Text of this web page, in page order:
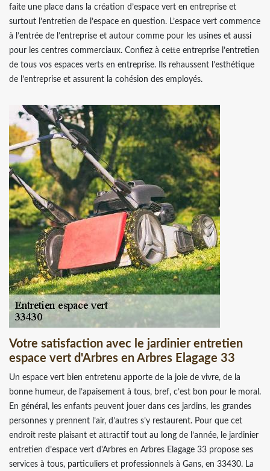
faite une place dans la création d’espace vert en entreprise et
surtout l’entretien de l’espace en question. L’espace vert commence
à l’entrée de l’entreprise et autour comme pour les usines et aussi
pour les centres commerciaux. Confiez à cette entreprise l’entretien
de tous vos espaces verts en entreprise. Ils rehaussent l’esthétique
de l’entreprise et assurent la cohésion des employés.
Votre satisfaction avec le jardinier entretien
espace vert d'Arbres en Arbres Elagage 33
Un espace vert bien entretenu apporte de la joie de vivre, de la
bonne humeur, de l’apaisement à tous, bref, c’est bon pour le moral.
En général, les enfants peuvent jouer dans ces jardins, les grandes
personnes y prennent l’air, d’autres s’y restaurent. Pour que cet
endroit reste plaisant et attractif tout au long de l’année, le jardinier
entretien d’espace vert d'Arbres en Arbres Elagage 33 propose ses
services à tous, particuliers et professionnels à Gans, en 33430. La